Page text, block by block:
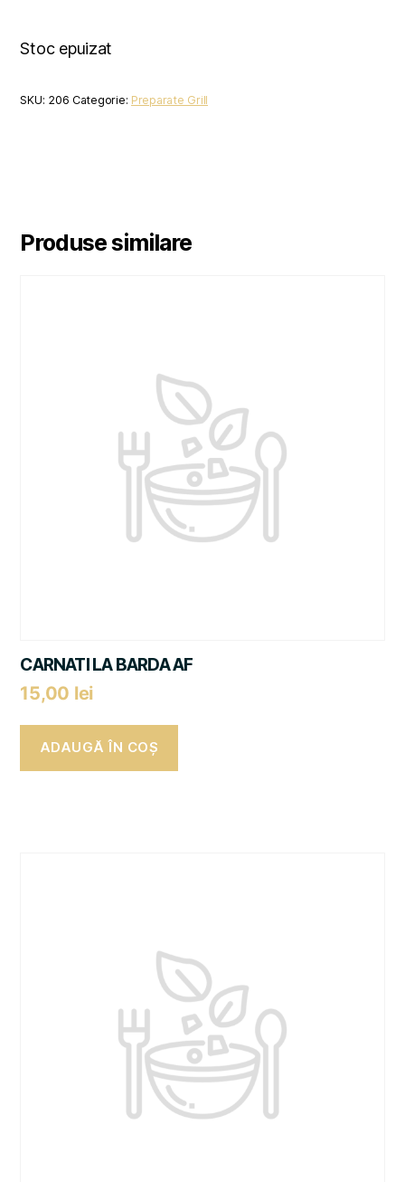
Stoc epuizat
SKU: 206 Categorie: Preparate Grill
Produse similare
CARNATI LA BARDA AF
15,00 lei
ADAUGĂ ÎN COȘ